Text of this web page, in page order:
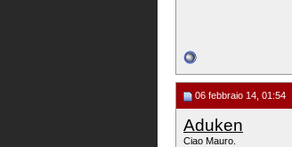
06 febbraio 14, 01:54
Aduken
Ciao Mauro.